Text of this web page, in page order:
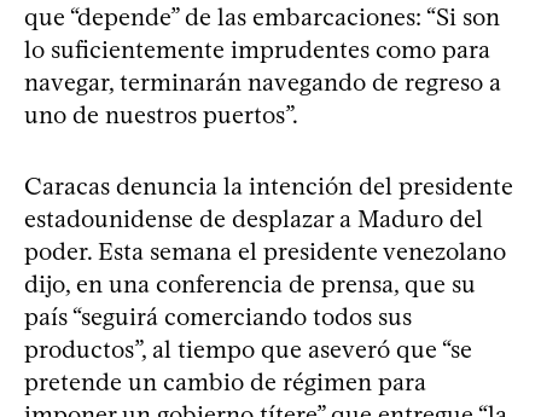
que “depende” de las embarcaciones: “Si son
lo suficientemente imprudentes como para
navegar, terminarán navegando de regreso a
uno de nuestros puertos”.
Caracas denuncia la intención del presidente
estadounidense de desplazar a Maduro del
poder. Esta semana el presidente venezolano
dijo, en una conferencia de prensa, que su
país “seguirá comerciando todos sus
productos”, al tiempo que aseveró que “se
pretende un cambio de régimen para